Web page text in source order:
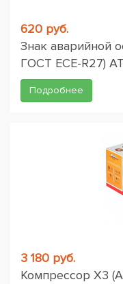
620 руб.
Знак аварийной
ГОСТ ЕСЕ-R27)
Подробнее
3 180 руб.
Компрессор X3